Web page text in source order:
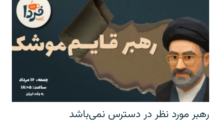
رهبر مورد نظر در دسترس نمی‌باشد